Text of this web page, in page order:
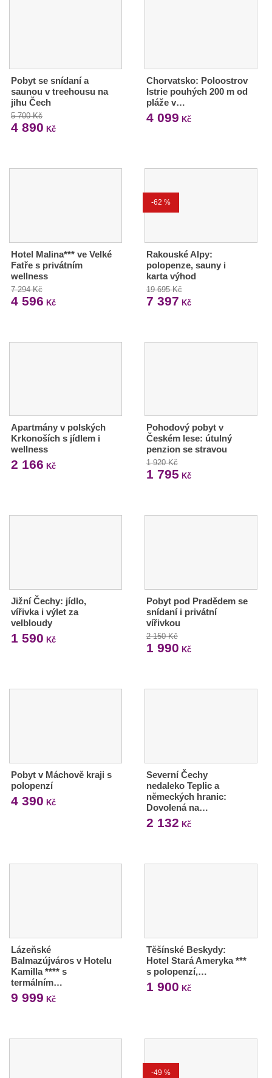
Pobyt se snídaní a
saunou v treehousu na
jihu Čech
5 700 Kč
4 890 Kč
Chorvatsko: Poloostrov
Istrie pouhých 200 m od
pláže v…
4 099 Kč
Hotel Malina*** ve Velké
Fatře s privátním
wellness
7 294 Kč
4 596 Kč
-62 %
Rakouské Alpy:
polopenze, sauny i
karta výhod
19 695 Kč
7 397 Kč
Apartmány v polských
Krkonoších s jídlem i
wellness
2 166 Kč
Pohodový pobyt v
Českém lese: útulný
penzion se stravou
1 920 Kč
1 795 Kč
Jižní Čechy: jídlo,
vířivka i výlet za
velbloudy
1 590 Kč
Pobyt pod Pradědem se
snídaní i privátní
vířivkou
2 150 Kč
1 990 Kč
Pobyt v Máchově kraji s
polopenzí
4 390 Kč
Severní Čechy
nedaleko Teplic a
německých hranic:
Dovolená na…
2 132 Kč
Lázeňské
Balmazújváros v Hotelu
Kamilla **** s
termálním…
9 999 Kč
Těšínské Beskydy:
Hotel Stará Ameryka ***
s polopenzí,…
1 900 Kč
-49 %